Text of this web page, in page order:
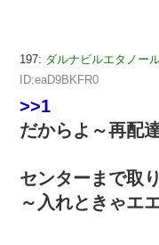
197: ダルナビルエタノー
ID:eaD9BKFR0
>>1
だからよ～再配
センターまで取
～入れときゃエ